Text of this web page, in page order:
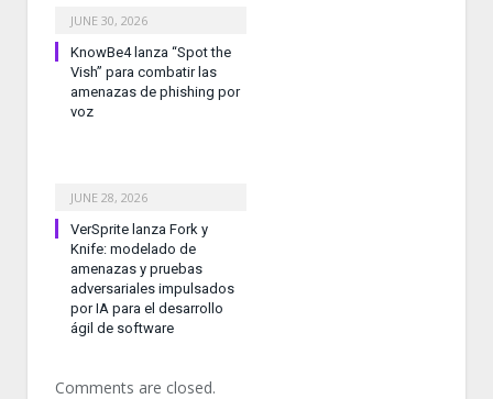
JUNE 30, 2026
KnowBe4 lanza “Spot the
Vish” para combatir las
amenazas de phishing por
voz
JUNE 28, 2026
VerSprite lanza Fork y
Knife: modelado de
amenazas y pruebas
adversariales impulsados
por IA para el desarrollo
ágil de software
Comments are closed.